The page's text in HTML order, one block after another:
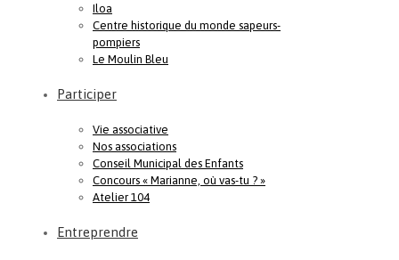
Iloa
Centre historique du monde sapeurs-
pompiers
Le Moulin Bleu
Participer
Vie associative
Nos associations
Conseil Municipal des Enfants
Concours « Marianne, où vas-tu ? »
Atelier 104
Entreprendre